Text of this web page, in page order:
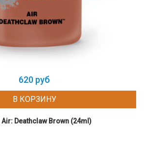
620 руб
В КОРЗИНУ
Air: Deathclaw Brown (24ml)